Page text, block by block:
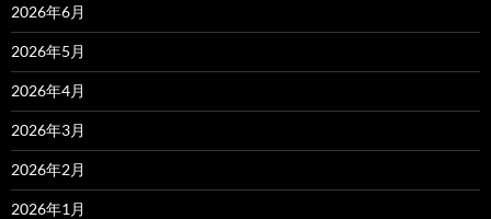
2026年6月
2026年5月
2026年4月
2026年3月
2026年2月
2026年1月